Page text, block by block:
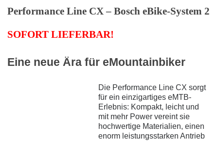
Performance Line CX – Bosch eBike-System 2
SOFORT LIEFERBAR!
Eine neue Ära für eMountainbiker
Die Performance Line CX sorgt
für ein einzigartiges eMTB-
Erlebnis: Kompakt, leicht und
mit mehr Power vereint sie
hochwertige Materialien, einen
enorm leistungsstarken Antrieb